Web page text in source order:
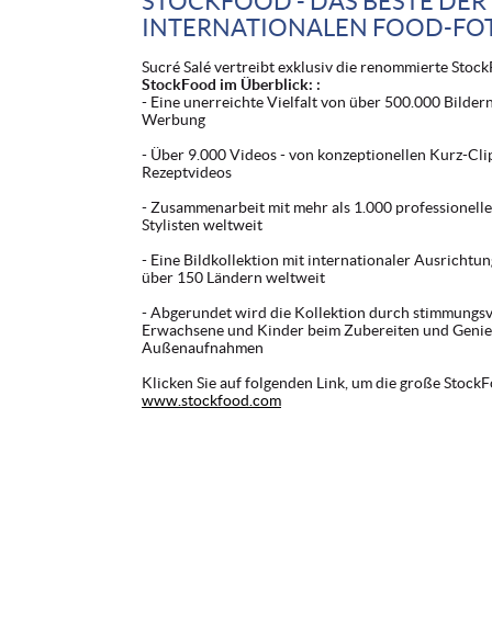
INTERNATIONALEN FOOD-
Sucré Salé vertreibt exklusiv die renommierte
StockFood im Überblick: :
- Eine unerreichte Vielfalt von über 500.000
Werbung
- Über 9.000 Videos - von konzeptionellen Kurz-
Rezeptvideos
- Zusammenarbeit mit mehr als 1.000
Stylisten weltweit
- Eine Bildkollektion mit internationaler
über 150 Ländern weltweit
- Abgerundet wird die Kollektion durch
Erwachsene und Kinder beim Zubereiten und
Außenaufnahmen
Klicken Sie auf folgenden Link, um die große
www.stockfood.com